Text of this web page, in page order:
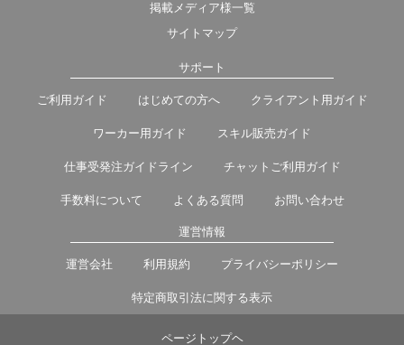
掲載メディア様一覧
サイトマップ
サポート
ご利用ガイド はじめての方へ クライアント用ガイド
ワーカー用ガイド スキル販売ガイド
仕事受発注ガイドライン チャットご利用ガイド
手数料について よくある質問 お問い合わせ
運営情報
運営会社 利用規約 プライバシーポリシー
特定商取引法に関する表示
ページトップヘ